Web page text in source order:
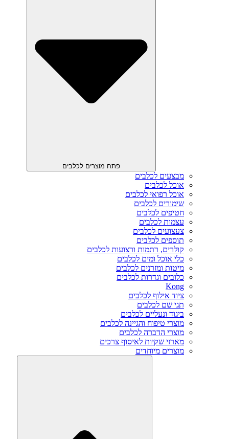
פתח מוצרים לכלבים
מבצעים לכלבים
אוכל לכלבים
אוכל רפואי לכלבים
שימורים לכלבים
חטיפים לכלבים
עצמות לכלבים
צעצועים לכלבים
תוספים לכלבים
קולרים, רתמות ורצועות לכלבים
כלי אוכל ומים לכלבים
מיטות ומזרנים לכלבים
כלובים וגדרות לכלבים
Kong
ציוד אילוף לכלבים
תגי שם לכלבים
ביגוד ונעליים לכלבים
מוצרי טיפוח והגיינה לכלבים
מוצרי הדברה לכלבים
מארזי שקיות לאיסוף צרכים
מוצרים מיוחדים